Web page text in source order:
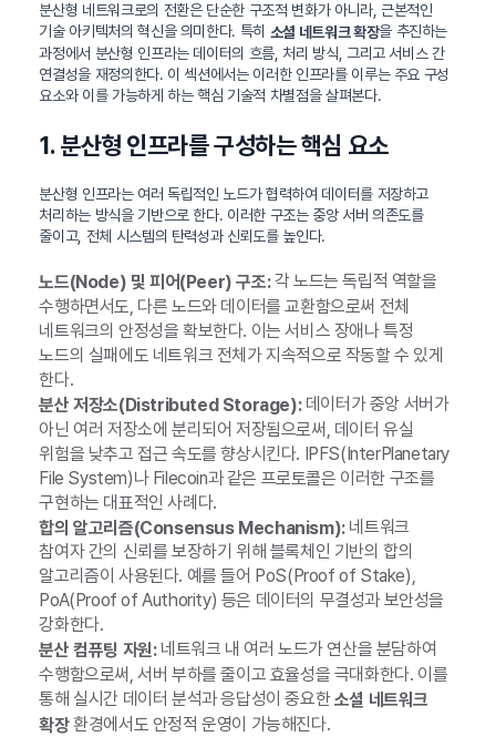
분산형 네트워크로의 전환은 단순한 구조적 변화가 아니라, 근본적인
기술 아키텍처의 혁신을 의미한다. 특히 소셜 네트워크 확장을 추진하는
과정에서 분산형 인프라는 데이터의 흐름, 처리 방식, 그리고 서비스 간
연결성을 재정의한다. 이 섹션에서는 이러한 인프라를 이루는 주요 구성
요소와 이를 가능하게 하는 핵심 기술적 차별점을 살펴본다.
1. 분산형 인프라를 구성하는 핵심 요소
분산형 인프라는 여러 독립적인 노드가 협력하여 데이터를 저장하고
처리하는 방식을 기반으로 한다. 이러한 구조는 중앙 서버 의존도를
줄이고, 전체 시스템의 탄력성과 신뢰도를 높인다.
노드(Node) 및 피어(Peer) 구조:각 노드는 독립적 역할을
수행하면서도, 다른 노드와 데이터를 교환함으로써 전체
네트워크의 안정성을 확보한다. 이는 서비스 장애나 특정
노드의 실패에도 네트워크 전체가 지속적으로 작동할 수 있게
한다.
분산 저장소(Distributed Storage):데이터가 중앙 서버가
아닌 여러 저장소에 분리되어 저장됨으로써, 데이터 유실
위험을 낮추고 접근 속도를 향상시킨다. IPFS(InterPlanetary
File System)나 Filecoin과 같은 프로토콜은 이러한 구조를
구현하는 대표적인 사례다.
합의 알고리즘(Consensus Mechanism):네트워크
참여자 간의 신뢰를 보장하기 위해 블록체인 기반의 합의
알고리즘이 사용된다. 예를 들어 PoS(Proof of Stake),
PoA(Proof of Authority) 등은 데이터의 무결성과 보안성을
강화한다.
분산 컴퓨팅 자원:네트워크 내 여러 노드가 연산을 분담하여
수행함으로써, 서버 부하를 줄이고 효율성을 극대화한다. 이를
통해 실시간 데이터 분석과 응답성이 중요한소셜 네트워크
확장환경에서도 안정적 운영이 가능해진다.